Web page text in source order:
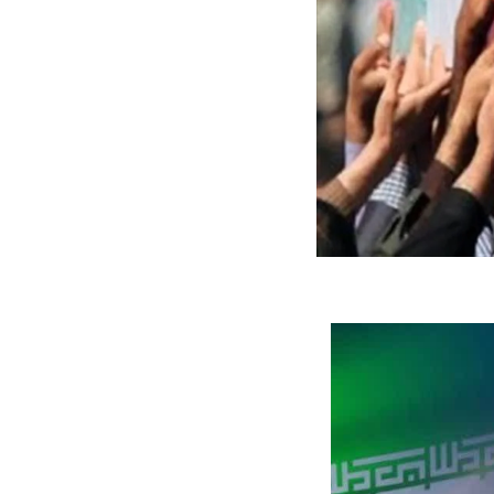
جنگنده شکاری رهگیر آمریکا | F-14
مرگبارتر پهپادهای ایرانی | پهپاد انتحاری